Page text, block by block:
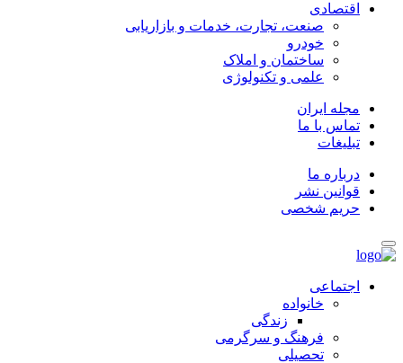
اقتصادی
صنعت، تجارت، خدمات و بازاریابی
خودرو
ساختمان و املاک
علمی و تکنولوژی
مجله ایران
تماس با ما
تبلیغات
درباره ما
قوانین نشر
حریم شخصی
اجتماعی
خانواده
زندگی
فرهنگ و سرگرمی
تحصیلی